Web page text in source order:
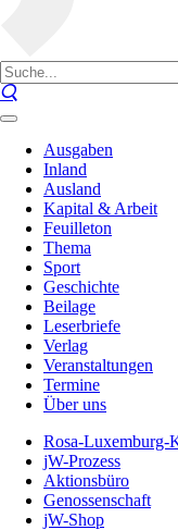
Ausgaben
Inland
Ausland
Kapital & Arbeit
Feuilleton
Thema
Sport
Geschichte
Beilage
Leserbriefe
Verlag
Veranstaltungen
Termine
Über uns
Rosa-Luxemburg-
jW-Prozess
Aktionsbüro
Genossenschaft
jW-Shop